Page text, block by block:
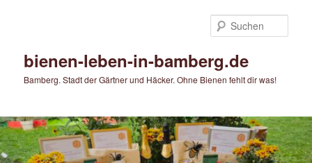
bienen-leben-in-bamberg.de
Bamberg. Stadt der Gärtner und Häcker. Ohne Bienen fehlt dir was!